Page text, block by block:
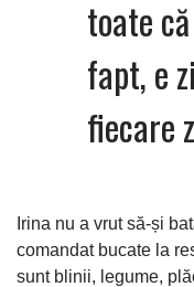
toate
fapt, e
fiecare
Irina nu a vrut să-și
comandat bucate la
sunt blinii, legume,